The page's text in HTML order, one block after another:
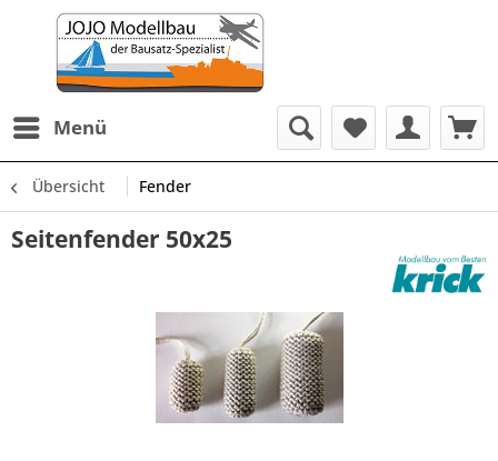
Menü
Übersicht Fender
Seitenfender 50x25